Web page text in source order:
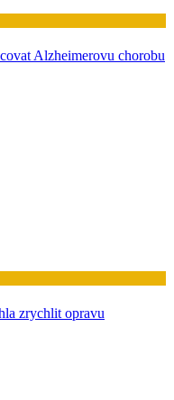
Alzheimerovu chorobu
zrychlit opravu